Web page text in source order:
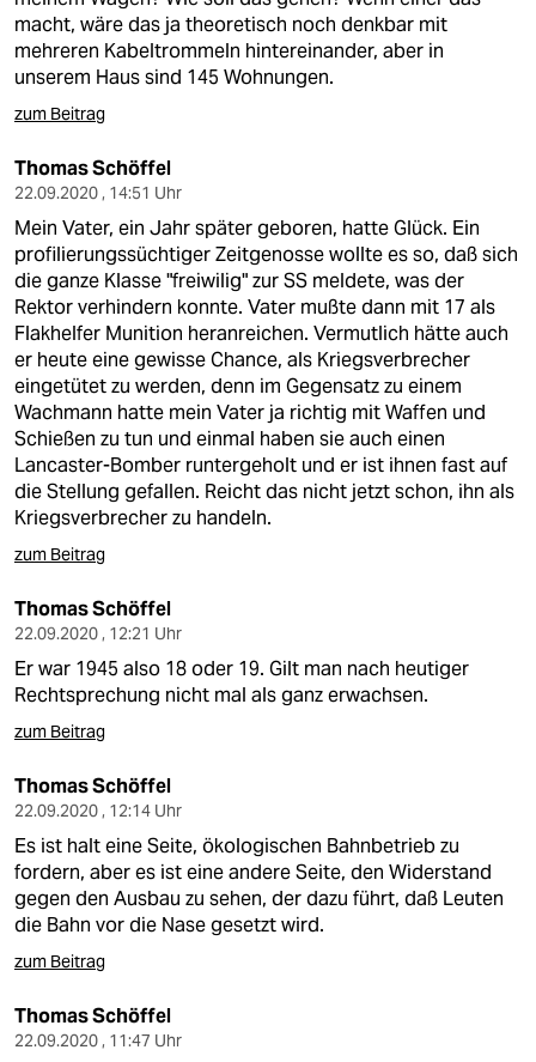
macht, wäre das ja theoretisch noch denkbar mit
mehreren Kabeltrommeln hintereinander, aber in
unserem Haus sind 145 Wohnungen.
zum Beitrag
Thomas Schöffel
22.09.2020 , 14:51 Uhr
Mein Vater, ein Jahr später geboren, hatte Glück. Ein
profilierungssüchtiger Zeitgenosse wollte es so, daß sich
die ganze Klasse "freiwilig" zur SS meldete, was der
Rektor verhindern konnte. Vater mußte dann mit 17 als
Flakhelfer Munition heranreichen. Vermutlich hätte auch
er heute eine gewisse Chance, als Kriegsverbrecher
eingetütet zu werden, denn im Gegensatz zu einem
Wachmann hatte mein Vater ja richtig mit Waffen und
Schießen zu tun und einmal haben sie auch einen
Lancaster-Bomber runtergeholt und er ist ihnen fast auf
die Stellung gefallen. Reicht das nicht jetzt schon, ihn als
Kriegsverbrecher zu handeln.
zum Beitrag
Thomas Schöffel
22.09.2020 , 12:21 Uhr
Er war 1945 also 18 oder 19. Gilt man nach heutiger
Rechtsprechung nicht mal als ganz erwachsen.
zum Beitrag
Thomas Schöffel
22.09.2020 , 12:14 Uhr
Es ist halt eine Seite, ökologischen Bahnbetrieb zu
fordern, aber es ist eine andere Seite, den Widerstand
gegen den Ausbau zu sehen, der dazu führt, daß Leuten
die Bahn vor die Nase gesetzt wird.
zum Beitrag
Thomas Schöffel
22.09.2020 , 11:47 Uhr